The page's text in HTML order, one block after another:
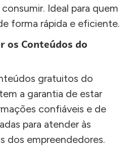
Ideal para quem
forma rápida e eficiente.
os Conteúdos do
gratuitos do
a garantia de estar
confiáveis e de
para atender às
dos empreendedores.